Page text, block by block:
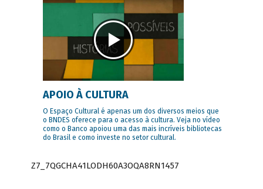
APOIO À CULTURA
O Espaço Cultural é apenas um dos diversos meios que
o BNDES oferece para o acesso à cultura. Veja no vídeo
como o Banco apoiou uma das mais incríveis bibliotecas
do Brasil e como investe no setor cultural.
Z7_7QGCHA41LODH60A3OQA8RN1457